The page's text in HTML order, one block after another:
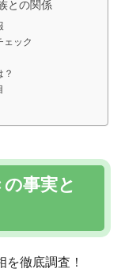
との関係
ェック
？
事実と
徹底調査！